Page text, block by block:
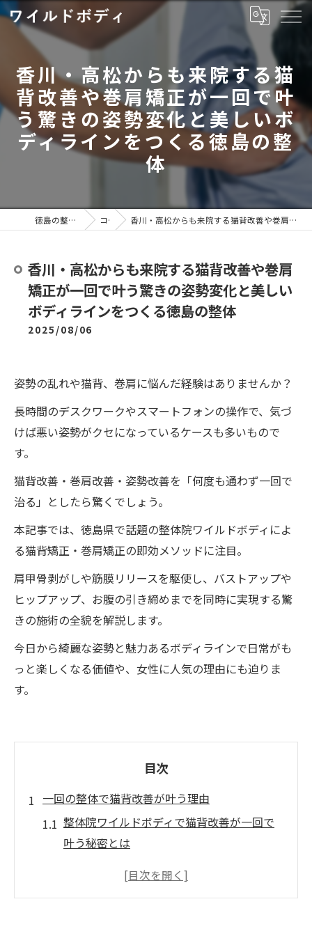
香川・高松からも来院する猫
背改善や巻肩矯正が一回で叶
う驚きの姿勢変化と美しいボ
ディラインをつくる徳島の整
体
徳島の整体ならワイルドボディ コラム 香川・高松からも来院する猫背改善や巻肩矯正が一回で叶う驚きの姿勢変化と美しいボディラインをつくる徳島の整体
香川・高松からも来院する猫背改善や巻肩
矯正が一回で叶う驚きの姿勢変化と美しい
ボディラインをつくる徳島の整体
2025/08/06
姿勢の乱れや猫背、巻肩に悩んだ経験はありませんか？
長時間のデスクワークやスマートフォンの操作で、気づ
けば悪い姿勢がクセになっているケースも多いもので
す。
猫背改善・巻肩改善・姿勢改善を「何度も通わず一回で
治る」としたら驚くでしょう。
本記事では、徳島県で話題の整体院ワイルドボディによ
る猫背矯正・巻肩矯正の即効メソッドに注目。
肩甲骨剥がしや筋膜リリースを駆使し、バストアップや
ヒップアップ、お腹の引き締めまでを同時に実現する驚
きの施術の全貌を解説します。
今日から綺麗な姿勢と魅力あるボディラインで日常がも
っと楽しくなる価値や、女性に人気の理由にも迫りま
す。
目次
一回の整体で猫背改善が叶う理由
整体院ワイルドボディで猫背改善が一回で
叶う秘密とは
整体院ワイルドボディで劇的な姿勢改善を
体感できる理由